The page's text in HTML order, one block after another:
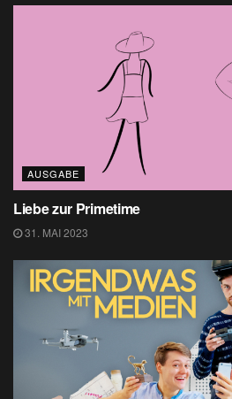
AUSGABE
Liebe zur Primetime
31. MAI 2023